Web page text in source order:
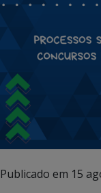
Publicado em 15